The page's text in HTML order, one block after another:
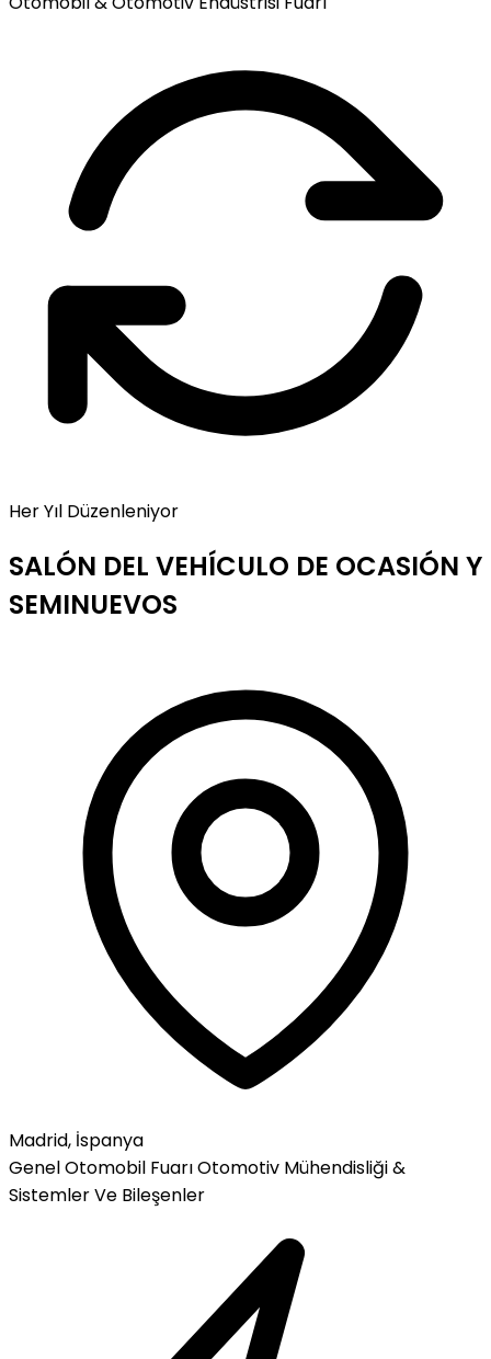
Her Yıl Düzenleniyor
SALÓN DEL VEHÍCULO DE OCASIÓN Y
SEMINUEVOS
Madrid, İspanya
Genel Otomobil FuarıOtomotiv Mühendisliği &
Sistemler Ve Bileşenler